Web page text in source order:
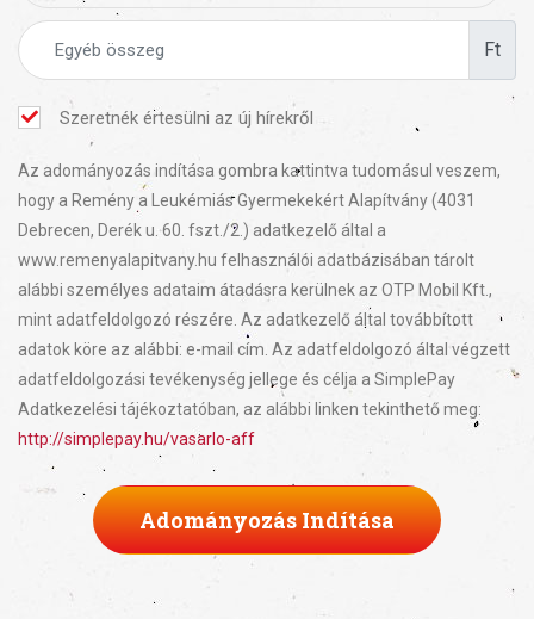
Ft
Szeretnék értesülni az új hírekről
Az adományozás indítása gombra kattintva tudomásul veszem,
hogy a Remény a Leukémiás Gyermekekért Alapítvány (4031
Debrecen, Derék u. 60. fszt./2.) adatkezelő által a
www.remenyalapitvany.hu felhasználói adatbázisában tárolt
alábbi személyes adataim átadásra kerülnek az OTP Mobil Kft.,
mint adatfeldolgozó részére. Az adatkezelő által továbbított
adatok köre az alábbi: e-mail cím. Az adatfeldolgozó által végzett
adatfeldolgozási tevékenység jellege és célja a SimplePay
Adatkezelési tájékoztatóban, az alábbi linken tekinthető meg:
http://simplepay.hu/vasarlo-aff
Adományozás Indítása